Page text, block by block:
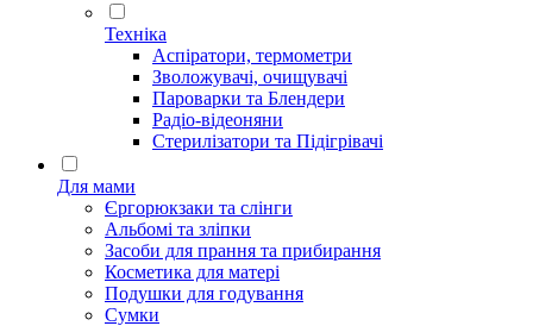
Техніка
Аспіратори, термометри
Зволожувачі, очищувачі
Пароварки та Блендери
Радіо-відеоняни
Стерилізатори та Підігрівачі
Для мами
Єргорюкзаки та слінги
Альбомі та зліпки
Засоби для прання та прибирання
Косметика для матері
Подушки для годування
Сумки